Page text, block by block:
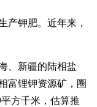
钾肥。近年来，
新疆的陆相盐
富锂钾资源矿，圈
方千米，估算推